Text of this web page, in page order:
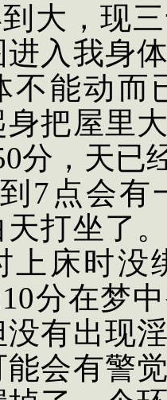
大，现
进入我身
不能动而
把屋里
分，天已
7 点会有
打坐了
上床时没
分在梦
有出现
会有警